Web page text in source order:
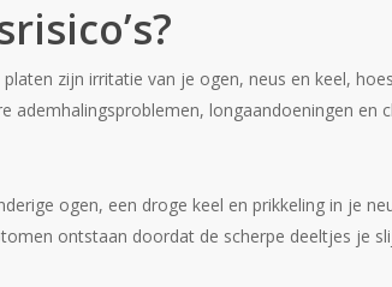
zijn irritatie van je ogen, neus en keel,
longaandoeningen en
ogen, een droge keel en prikkeling in je
ontstaan doordat de scherpe deeltjes je